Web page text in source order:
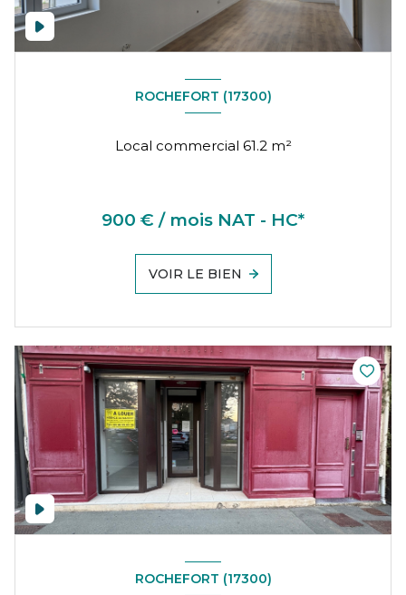
ROCHEFORT (17300)
Local commercial 61.2 m²
900 € / mois NAT - HC*
VOIR LE BIEN
ROCHEFORT (17300)